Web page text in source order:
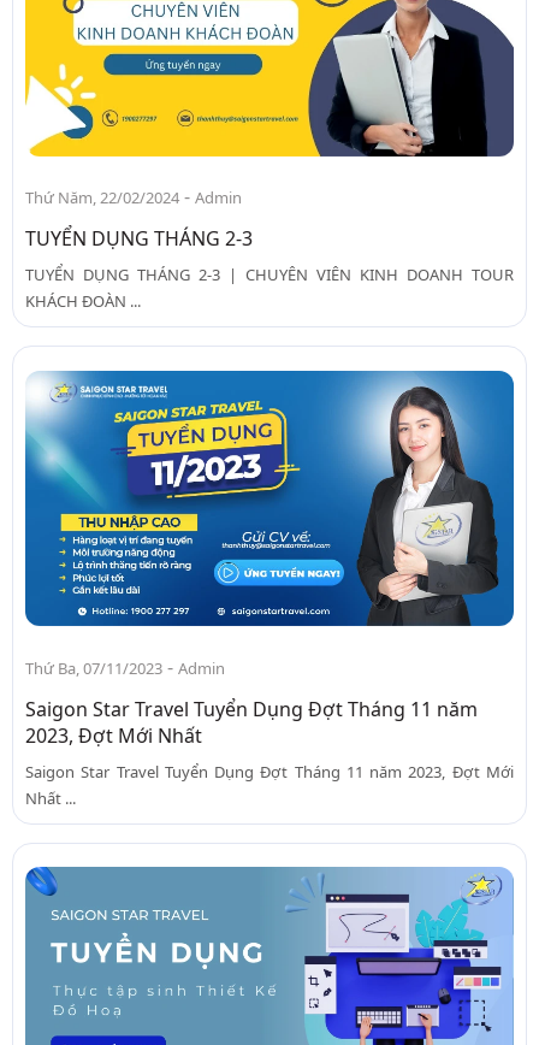
Thứ Năm, 22/02/2024 - Admin
TUYỂN DỤNG THÁNG 2-3
TUYỂN DỤNG THÁNG 2-3 | CHUYÊN VIÊN KINH DOANH TOUR
KHÁCH ĐOÀN ...
Thứ Ba, 07/11/2023 - Admin
Saigon Star Travel Tuyển Dụng Đợt Tháng 11 năm
2023, Đợt Mới Nhất
Saigon Star Travel Tuyển Dụng Đợt Tháng 11 năm 2023, Đợt Mới
Nhất ...